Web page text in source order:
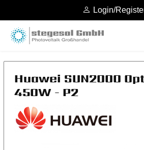
Login/
Huawei SUN2000
450W - P2